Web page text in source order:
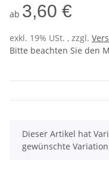
ab 3,60 €
exkl. 19% USt. , zzgl.
Bitte beachten Sie den
x
Dieser Artikel hat
gewünschte